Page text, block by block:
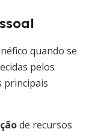
quando se
pelos
principais
de recursos